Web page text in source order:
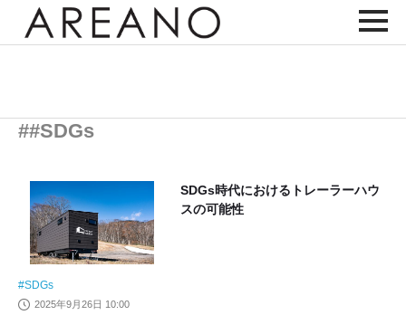
##SDGs
SDGs時代におけるトレーラーハウ
スの可能性
SDGs
2025年9月26日 10:00